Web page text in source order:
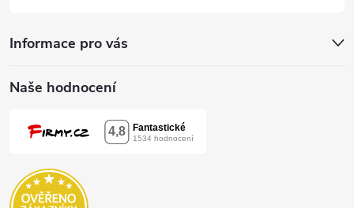
Informace pro vás
Naše hodnocení